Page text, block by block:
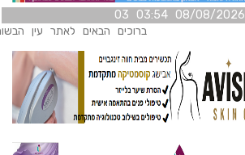
08/08/2026 03:54 03
ברוכים הבאים לאתר עין הבשור